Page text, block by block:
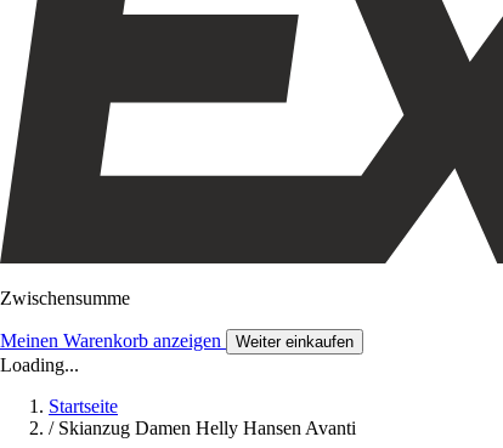
Zwischensumme
Meinen Warenkorb anzeigen Weiter einkaufen
Loading...
Startseite
/ Skianzug Damen Helly Hansen Avanti